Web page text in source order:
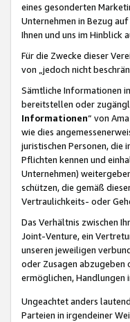
eines gesonderten
Unternehmen in Bezug
Ihnen und uns im Hinblick
Für die Zwecke dieser
von „jedoch nicht
Sämtliche Informationen
bereitstellen oder
Informationen“ von
wie dies
juristischen Personen,
Pflichten kennen und
Unternehmen)
schützen, die gemäß
Vertraulichkeits- oder
Das Verhältnis zwischen
Joint-Venture, ein
unseren jeweiligen
oder Zusagen abzugeben
ermöglichen, Handlungen
Ungeachtet anders
Parteien in irgendeiner